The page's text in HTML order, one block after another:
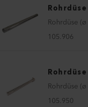
Rohrdüse
Rohrdüse
105.906
Rohrdüse
Rohrdüse
105.950